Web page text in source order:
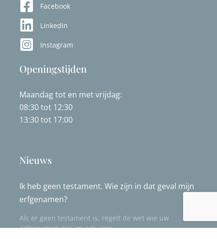
Facebook
LinkedIn
Instagram
Openingstijden
Maandag tot en met vrijdag:
08:30 tot 12:30
13:30 tot 17:00
Nieuws
Ik heb geen testament. Wie zijn in dat geval mijn
erfgenamen?
Als er geen testament is, regelt de wet wie uw
erfgenamen zijn en ook voor